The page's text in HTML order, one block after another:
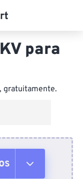
para
gratuitamente.